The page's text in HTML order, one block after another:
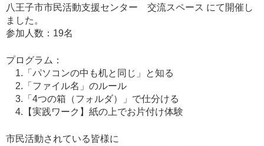
八王子市市民活動支援センター 交流スペース にて開催し
ました。
参加人数：19名
プログラム：
1.「パソコンの中も机と同じ」と知る
2.「ファイル名」のルール
3.「4つの箱（フォルダ）」で仕分ける
4.【実践ワーク】紙の上でお片付け体験
市民活動されている皆様に